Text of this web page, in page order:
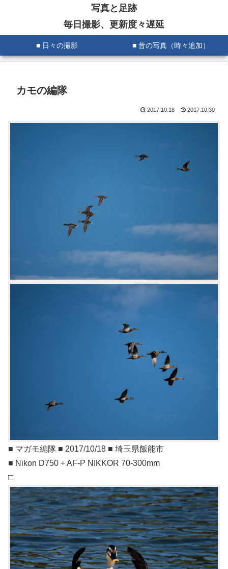
写真と足跡
毎日撮影、更新度々遅延
■ 日々の撮影 ■ 昔の写真（時々追加）
カモの編隊
2017.10.18 2017.10.30
■ マガモ編隊 ■ 2017/10/18 ■ 埼玉県飯能市
■ Nikon D750 + AF-P NIKKOR 70-300mm
□